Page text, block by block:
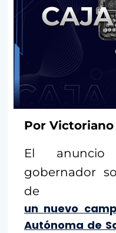
Por
El
gobernador
de
un nuevo
Autónoma de